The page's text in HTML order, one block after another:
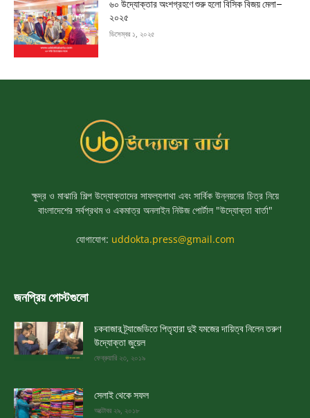
৬০ উদ্যোক্তার অংশগ্রহণে শুরু হলো বিসিক বিজয় মেলা–
২০২৫
ডিসেম্বর ১, ২০২৫
ক্ষুদ্র ও মাঝারি শিল্প উদ্যোক্তাদের সাফল্যগাথা এবং সার্বিক উন্নয়নের চিত্র নিয়ে
বাংলাদেশের সর্বপ্রথম ও একমাত্র অনলাইন নিউজ পোর্টাল "উদ্যোক্তা বার্তা"
যোগাযোগ: uddokta.press@gmail.com
জনপ্রিয় পোস্টগুলো
চকবাজার ট্র্যাজেডিতে পিতৃহারা দুই যমজের দায়িত্ব নিলেন তরুণ
উদ্যোক্তা জুয়েল
ফেব্রুয়ারি ২৩, ২০১৯
সেলাই থেকে সফল
অক্টোবর ২৯, ২০১৮